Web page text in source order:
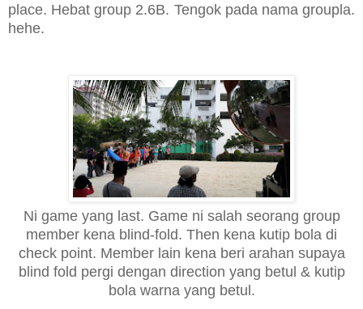
place. Hebat group 2.6B. Tengok pada nama groupla.
hehe.
Ni game yang last. Game ni salah seorang group
member kena blind-fold. Then kena kutip bola di
check point. Member lain kena beri arahan supaya
blind fold pergi dengan direction yang betul & kutip
bola warna yang betul.